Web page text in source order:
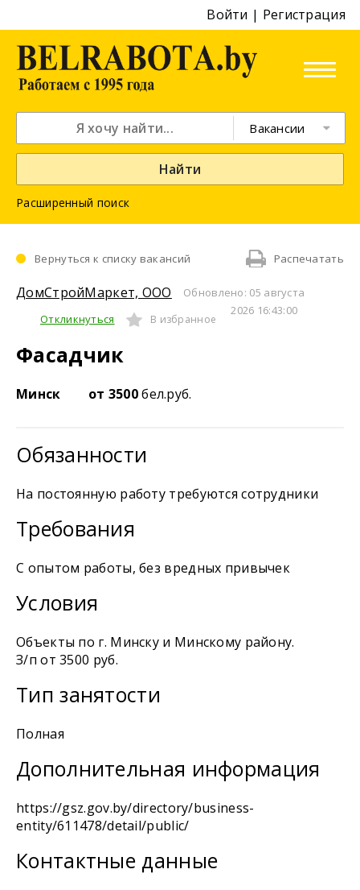
Войти | Регистрация
Вакансии
Найти
Расширенный поиск
Вернуться к списку вакансий Распечатать
ДомСтройМаркет, ООО
Обновлено: 05 августа
2026 16:43:00
Откликнуться В избранное
Фасадчик
Минск от 3500бел.руб.
Обязанности
На постоянную работу требуются сотрудники
Требования
С опытом работы, без вредных привычек
Условия
Объекты по г. Минску и Минскому району.
З/п от 3500 руб.
Тип занятости
Полная
Дополнительная информация
https://gsz.gov.by/directory/business-
entity/611478/detail/public/
Контактные данные